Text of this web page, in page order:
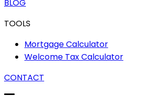
BLOG
TOOLS
Mortgage Calculator
Welcome Tax Calculator
CONTACT